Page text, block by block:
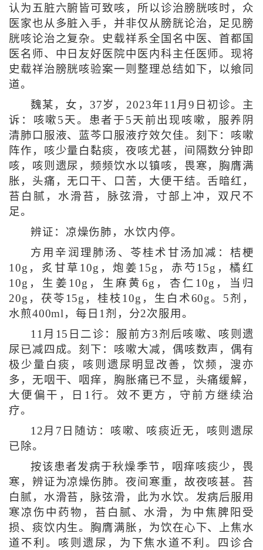
认为五脏六腑皆可致咳，所以诊治膀胱咳时，众
医家也从多脏入手，并非仅从膀胱论治，足见膀
胱咳论治之复杂。史载祥系全国名中医、首都国
医名师、中日友好医院中医内科主任医师。现将
史载祥治膀胱咳验案一则整理总结如下，以飨同
道。
魏某，女，37岁，2023年11月9日初诊。主
诉：咳嗽5天。患者于5天前出现咳嗽，服养阴
清肺口服液、蓝芩口服液疗效欠佳。刻下：咳嗽
阵作，咳少量白黏痰，夜咳尤甚，间隔数分钟即
咳，咳则遗尿，频频饮水以镇咳，畏寒，胸膺满
胀，头痛，无口干、口苦，大便干结。舌暗红，
苔白腻，水滑苔，脉弦滑，寸部上冲，双尺不
足。
辨证：凉燥伤肺，水饮内停。
方用辛润理肺汤、苓桂术甘汤加减：桔梗
10g，炙甘草10g，炮姜15g，赤芍15g，橘红
10g，生姜10g，生麻黄6g，杏仁10g，当归
20g，茯苓15g，桂枝10g，生白术60g。5剂，
水煎400ml，每日1剂，分2次服用。
11月15日二诊：服前方3剂后咳嗽、咳则遗
尿已减四成。刻下：咳嗽大减，偶咳数声，偶有
极少量白痰，咳则遗尿明显改善，饮频，溲亦
多，无咽干、咽痒，胸胀痛已不显，头痛缓解，
大便偏干，日1行。效不更方，守前方继续治
疗。
12月7日随访：咳嗽、咳痰近无，咳则遗尿
已除。
按该患者发病于秋燥季节，咽痒咳痰少，畏
寒，辨证为凉燥伤肺。夜间寒重，故夜咳甚。苔
白腻，水滑苔，脉弦滑，此为水饮。发病后服用
寒凉伤中药物，苔白腻、水滑，为中焦脾阳受
损、痰饮内生。胸膺满胀，为饮在心下、上焦水
道不利。咳则遗尿，为下焦水道不利。四诊合